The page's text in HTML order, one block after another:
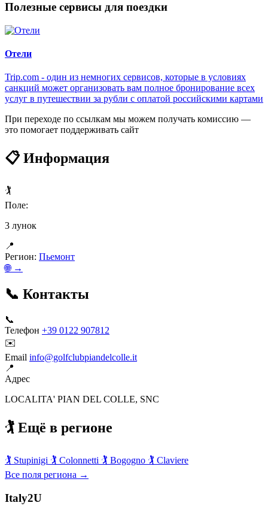
Полезные сервисы для поездки
Отели
Trip.com - один из немногих сервисов, которые в условиях
санкций может организовать вам полное бронирование всех
услуг в путешествии за рубли с оплатой российскими картами
При переходе по ссылкам мы можем получать комиссию —
это помогает поддерживать сайт
📋 Информация
🏌️
Поле:
3 лунок
📍
Регион: Пьемонт
🌐 →
📞 Контакты
📞
Телефон +39 0122 907812
✉️
Email info@golfclubpiandelcolle.it
📍
Адрес
LOCALITA' PIAN DEL COLLE, SNC
🏌️ Ещё в регионе
🏌️ Stupinigi 🏌️ Colonnetti 🏌️ Bogogno 🏌️ Claviere
Все поля региона →
Italy2U